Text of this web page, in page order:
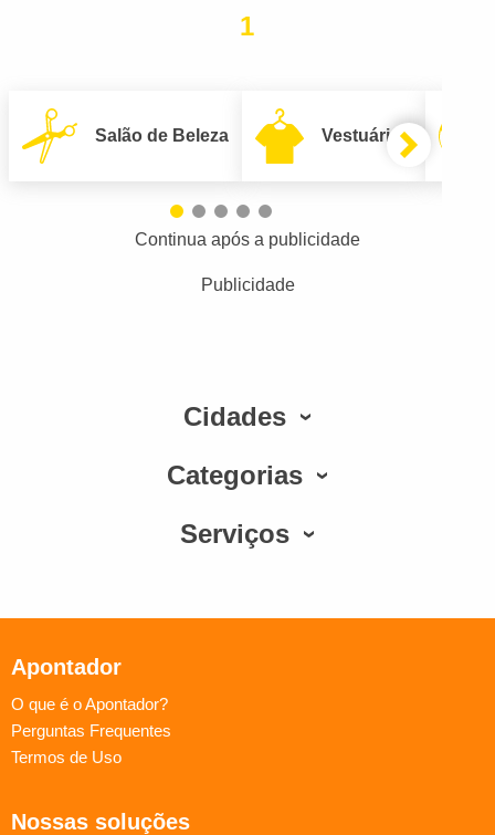
1
Salão de Beleza Vestuário
Continua após a publicidade
Publicidade
Cidades
Categorias
Serviços
Apontador
O que é o Apontador?
Perguntas Frequentes
Termos de Uso
Nossas soluções